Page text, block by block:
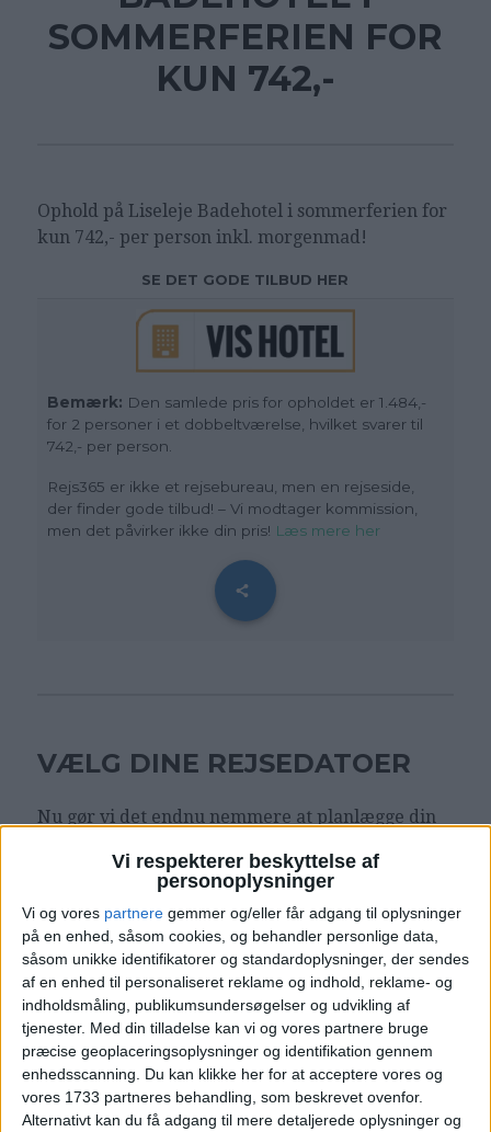
Vi respekterer beskyttelse af
personoplysninger
Vi og vores partnere gemmer og/eller får adgang til oplysninger
på en enhed, såsom cookies, og behandler personlige data,
såsom unikke identifikatorer og standardoplysninger, der sendes
af en enhed til personaliseret reklame og indhold, reklame- og
indholdsmåling, publikumsundersøgelser og udvikling af
tjenester. Med din tilladelse kan vi og vores partnere bruge
præcise geoplaceringsoplysninger og identifikation gennem
enhedsscanning. Du kan klikke her for at acceptere vores og
vores 1733 partneres behandling, som beskrevet ovenfor.
Alternativt kan du få adgang til mere detaljerede oplysninger og
SOMMERFERIEN FOR
KUN 742,-
Ophold på Liseleje Badehotel i sommerferien for
kun 742,- per person inkl. morgenmad!
SE DET GODE TILBUD HER
Bemærk: Den samlede pris for opholdet er 1.484,-
for 2 personer i et dobbeltværelse, hvilket svarer til
742,- per person.
Rejs365 er ikke et rejsebureau, men en rejseside,
der finder gode tilbud! – Vi modtager kommission,
men det påvirker ikke din pris! Læs mere her
VÆLG DINE REJSEDATOER
Nu gør vi det endnu nemmere at planlægge din
du selv indtaste dine ønskede rejsedatoer. Prøv
Vælg egne datoer - eller de
alternative forslag
‹ ›
juli 2026
Uge To
U27 1 2 3 4 5